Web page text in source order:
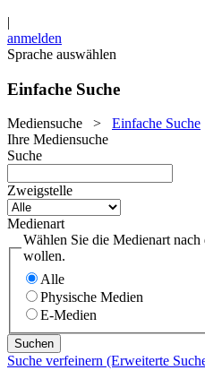
|
anmelden
Sprache auswählen
Einfache Suche
Mediensuche > Einfache Suche
Ihre Mediensuche
Suche
Zweigstelle
Medienart
Wählen Sie die Medienart nach
wollen.
Alle
Physische Medien
E-Medien
Suche verfeinern (Erweiterte